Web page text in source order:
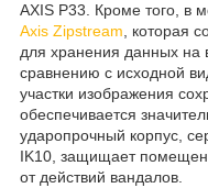
AXIS P33. Кроме того, в
Axis Zipstream , которая
для хранения данных на
сравнению с исходной
участки изображения
обеспечивается
ударопрочный корпус,
IK10, защищает
от действий вандалов.